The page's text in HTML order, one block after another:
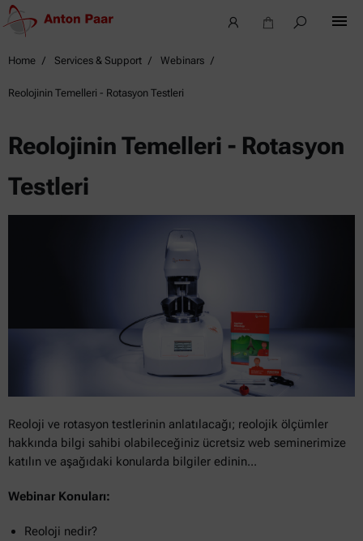
Home Services & Support Webinars
Reolojinin Temelleri - Rotasyon Testleri
Reolojinin Temelleri - Rotasyon
Testleri
Reoloji ve rotasyon testlerinin anlatılacağı; reolojik ölçümler
hakkında bilgi sahibi olabileceğiniz ücretsiz web seminerimize
katılın ve aşağıdaki konularda bilgiler edinin...
Webinar Konuları:
Reoloji nedir?